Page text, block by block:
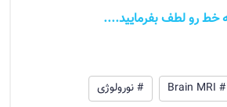
خط رو لطف بفرمایید....
# Brain MRI
# نورولوژی